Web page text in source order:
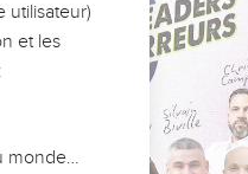
utilisateur)
et les
monde…